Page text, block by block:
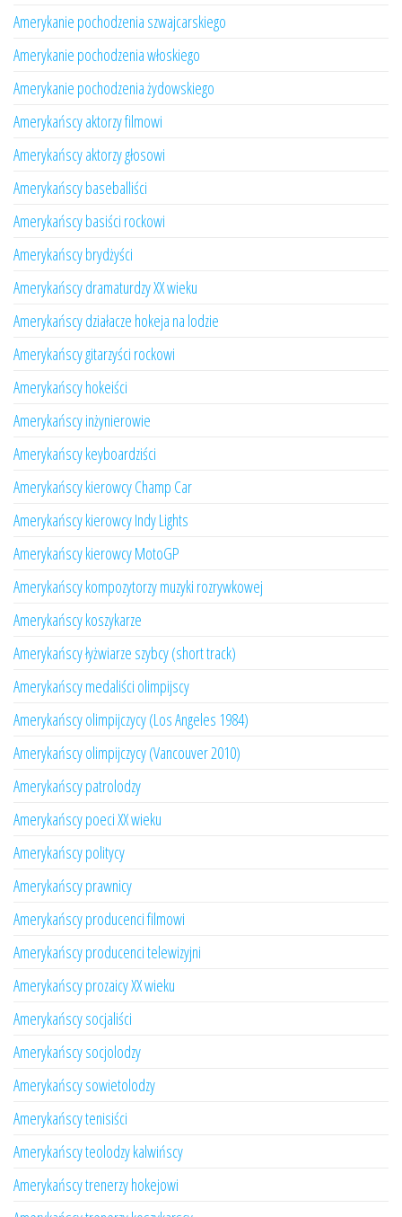
Amerykanie pochodzenia szwajcarskiego
Amerykanie pochodzenia włoskiego
Amerykanie pochodzenia żydowskiego
Amerykańscy aktorzy filmowi
Amerykańscy aktorzy głosowi
Amerykańscy baseballiści
Amerykańscy basiści rockowi
Amerykańscy brydżyści
Amerykańscy dramaturdzy XX wieku
Amerykańscy działacze hokeja na lodzie
Amerykańscy gitarzyści rockowi
Amerykańscy hokeiści
Amerykańscy inżynierowie
Amerykańscy keyboardziści
Amerykańscy kierowcy Champ Car
Amerykańscy kierowcy Indy Lights
Amerykańscy kierowcy MotoGP
Amerykańscy kompozytorzy muzyki rozrywkowej
Amerykańscy koszykarze
Amerykańscy łyżwiarze szybcy (short track)
Amerykańscy medaliści olimpijscy
Amerykańscy olimpijczycy (Los Angeles 1984)
Amerykańscy olimpijczycy (Vancouver 2010)
Amerykańscy patrolodzy
Amerykańscy poeci XX wieku
Amerykańscy politycy
Amerykańscy prawnicy
Amerykańscy producenci filmowi
Amerykańscy producenci telewizyjni
Amerykańscy prozaicy XX wieku
Amerykańscy socjaliści
Amerykańscy socjolodzy
Amerykańscy sowietolodzy
Amerykańscy tenisiści
Amerykańscy teolodzy kalwińscy
Amerykańscy trenerzy hokejowi